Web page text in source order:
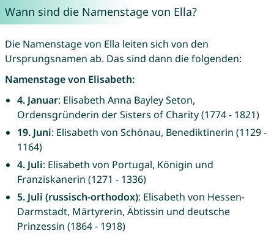
Wann sind die Namenstage von Ella?
Die Namenstage von Ella leiten sich von den
Ursprungsnamen ab. Das sind dann die folgenden:
Namenstage von Elisabeth:
4. Januar: Elisabeth Anna Bayley Seton,
Ordensgründerin der Sisters of Charity (1774 - 1821)
19. Juni: Elisabeth von Schönau, Benediktinerin (1129 -
1164)
4. Juli: Elisabeth von Portugal, Königin und
Franziskanerin (1271 - 1336)
5. Juli (russisch-orthodox): Elisabeth von Hessen-
Darmstadt, Märtyrerin, Äbtissin und deutsche
Prinzessin (1864 - 1918)